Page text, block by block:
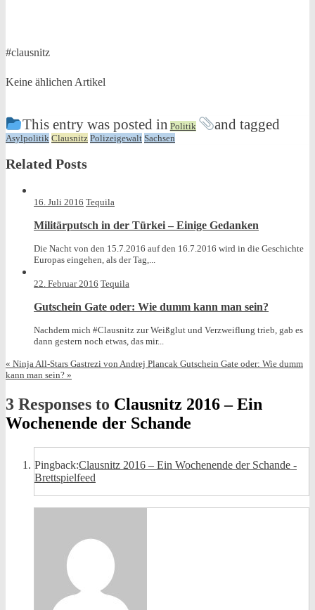
#clausnitz
Keine ählichen Artikel
This entry was posted in Politik and tagged
Asylpolitik Clausnitz Polizeigewalt Sachsen
Related Posts
16. Juli 2016 Tequila
Militärputsch in der Türkei – Einige Gedanken
Die Nacht von den 15.7.2016 auf den 16.7.2016 wird in die Geschichte
Europas eingehen, als der Tag,...
22. Februar 2016 Tequila
Gutschein Gate oder: Wie dumm kann man sein?
Nachdem mich #Clausnitz zur Weißglut und Verzweiflung trieb, gab es
dann gestern noch etwas, das mir...
« Ninja All-Stars Gastrezi von Andrej Plancak Gutschein Gate oder: Wie dumm
kann man sein? »
3 Responses to Clausnitz 2016 – Ein
Wochenende der Schande
Pingback:Clausnitz 2016 – Ein Wochenende der Schande -
Brettspielfeed